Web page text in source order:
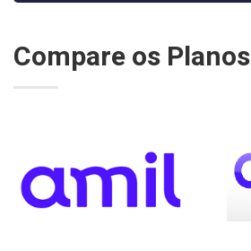
Compare os Planos